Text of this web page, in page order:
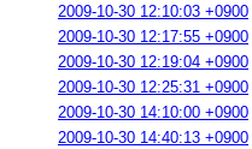
2009-10-30 12:10:03 +0900
2009-10-30 12:17:55 +0900
2009-10-30 12:19:04 +0900
2009-10-30 12:25:31 +0900
2009-10-30 14:10:00 +0900
2009-10-30 14:40:13 +0900